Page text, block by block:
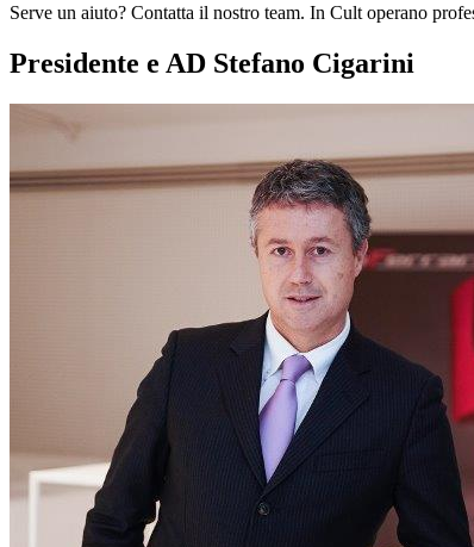
Serve un aiuto? Contatta il nostro team. In Cult operano
Presidente e AD Stefano Cigarini